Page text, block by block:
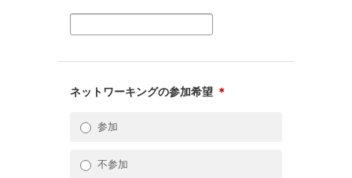
ネットワーキングの参加希望 ＊
参加
不参加